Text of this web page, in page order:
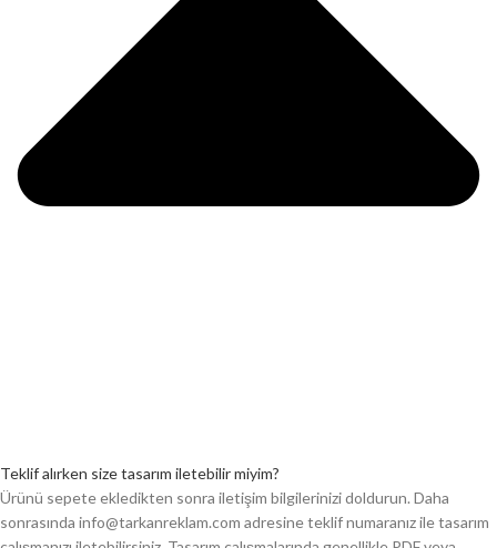
Teklif alırken size tasarım iletebilir miyim?
Ürünü sepete ekledikten sonra iletişim bilgilerinizi doldurun. Daha
sonrasında info@tarkanreklam.com adresine teklif numaranız ile tasarım